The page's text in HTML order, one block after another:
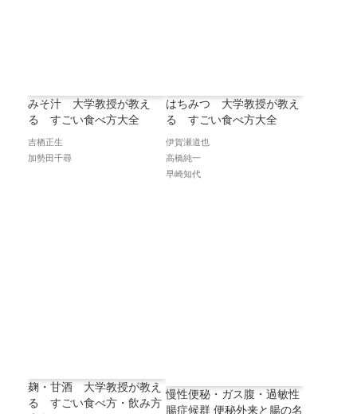
みそ汁 大学教授が教え
る すごい食べ方大全
吉栖正生
加勢田千尋
はちみつ 大学教授が教え
る すごい食べ方大全
伊賀瀬道也
高橋純一
早崎知代
麹・甘酒 大学教授が教え
る すごい食べ方・飲み方
慢性便秘・ガス腹・過敏性
腸症候群 便秘外来と腸の名